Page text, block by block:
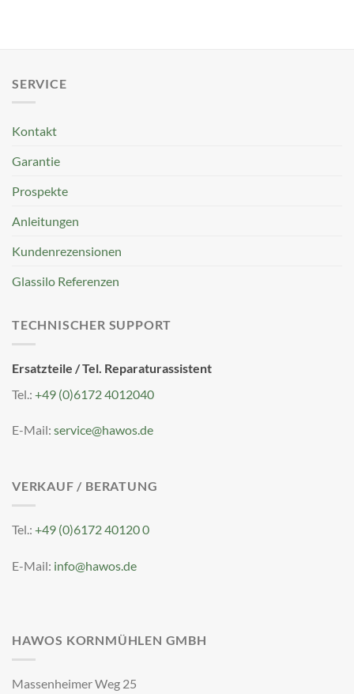
SERVICE
Kontakt
Garantie
Prospekte
Anleitungen
Kundenrezensionen
Glassilo Referenzen
TECHNISCHER SUPPORT
Ersatzteile / Tel. Reparaturassistent
Tel.: +49 (0)6172 4012040
E-Mail: service@hawos.de
VERKAUF / BERATUNG
Tel.: +49 (0)6172 40120 0
E-Mail: info@hawos.de
HAWOS KORNMÜHLEN GMBH
Massenheimer Weg 25